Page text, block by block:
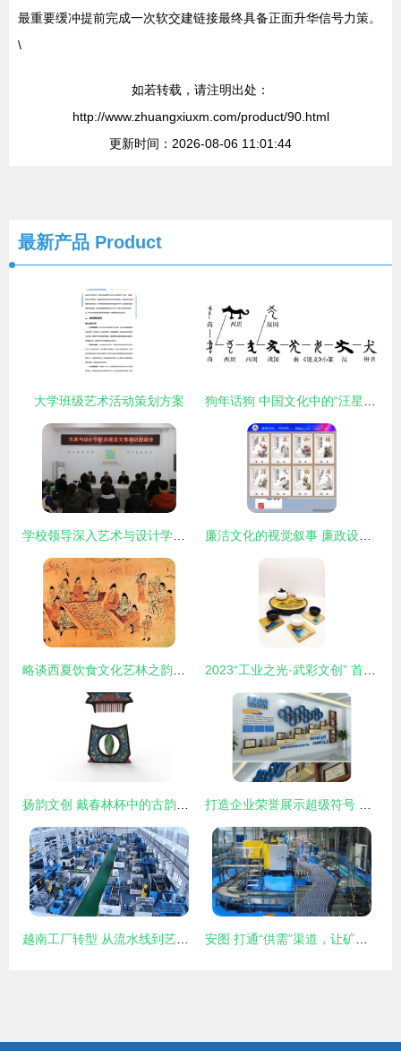
最重要缓冲提前完成一次软交建链接最终具备正面升华信号力策。
\
如若转载，请注明出处：
http://www.zhuangxiuxm.com/product/90.html
更新时间：2026-08-06 11:01:44
最新产品 Product
大学班级艺术活动策划方案